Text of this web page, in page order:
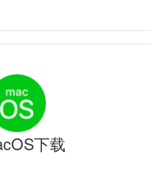
下载